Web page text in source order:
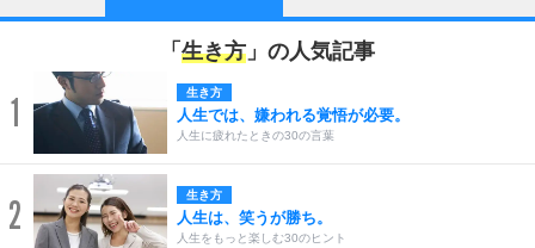
「 生き方 」の人気記事
1 生き方
人生では、嫌われる覚悟が必要。
人生に疲れたときの30の言葉
2 生き方
人生は、笑うが勝ち。
人生をもっと楽しむ30のヒント